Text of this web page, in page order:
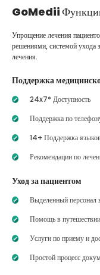
GoMedii
Упрощение лечения
решениями, системой ухода
лечения.
Поддержка
24x7* Доступность
Поддержка по
14+ Поддержка
Рекомендации по
Уход за пациентом
Выделенный персонал
Помощь в
Услуги по приему и
Простой процесс